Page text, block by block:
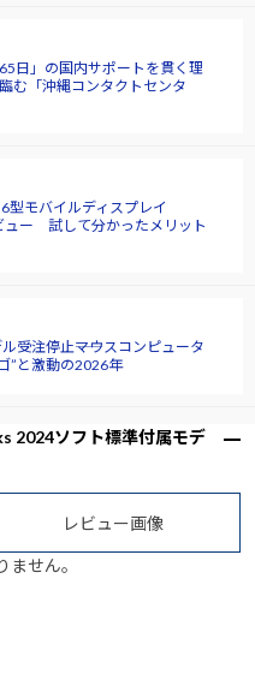
日」の国内サポートを貫く理
む「沖縄コンタクトセンタ
型モバイルディスプレイ
ュー 試して分かったメリット
受注停止――マウスコンピュータ
”と激動の2026年
2024ソフト標準付属モデ
レビュー画像
ません。